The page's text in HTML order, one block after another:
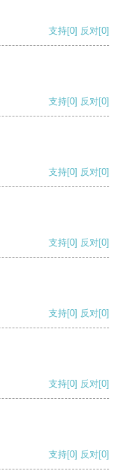
支持[0] 反对[0]
支持[0] 反对[0]
支持[0] 反对[0]
支持[0] 反对[0]
支持[0] 反对[0]
支持[0] 反对[0]
支持[0] 反对[0]